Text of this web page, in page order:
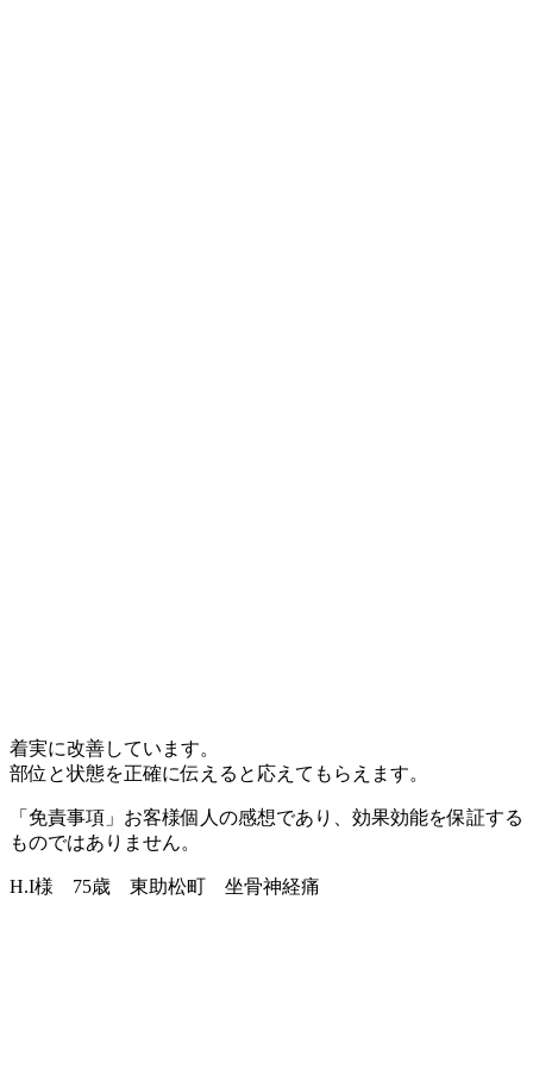
着実に改善しています。
部位と状態を正確に伝えると応えてもらえます。
「免責事項」お客様個人の感想であり、効果効能を保証する
ものではありません。
H.I様 75歳 東助松町 坐骨神経痛